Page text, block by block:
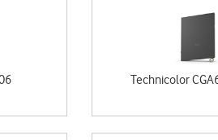
Technicolor